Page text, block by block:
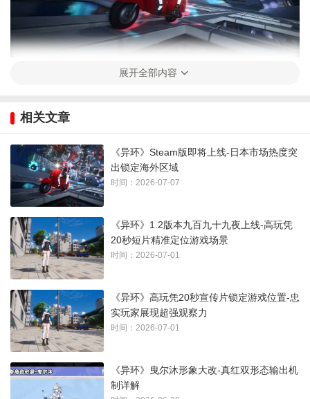
经超过中国大陆本土市场，其中日本区域玩家活跃度与付费表
现最为亮眼，是海外核心营收来源。
《异环》采用动漫渲染美术风格，故事背景搭建在近未来都市
海特洛市，城中频繁滋生名为“异象”的各类超自然异常事件。玩
家将加入常年经营亏损的古董店伊波恩，以异象猎人的身份承
展开全部内容
相关文章
《异环》Steam版即将上线-日本市场热度突
出锁定海外区域
时间：2026-07-07
《异环》1.2版本九百九十九夜上线-高玩凭
20秒短片精准定位游戏场景
时间：2026-07-01
《异环》高玩凭20秒宣传片锁定游戏位置-忠
实玩家展现超强观察力
时间：2026-07-01
《异环》曳尔沐形象大改-真红双形态输出机
制详解